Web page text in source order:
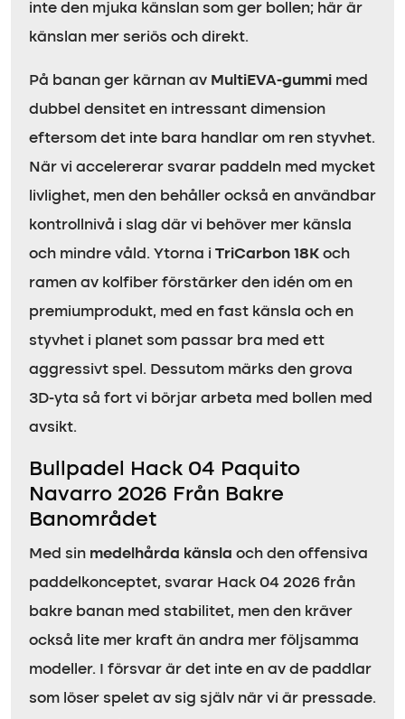
inte den mjuka känslan som ger bollen; här är
känslan mer seriös och direkt.
På banan ger kärnan av MultiEVA-gummi med
dubbel densitet en intressant dimension
eftersom det inte bara handlar om ren styvhet.
När vi accelererar svarar paddeln med mycket
livlighet, men den behåller också en användbar
kontrollnivå i slag där vi behöver mer känsla
och mindre våld. Ytorna i TriCarbon 18K och
ramen av kolfiber förstärker den idén om en
premiumprodukt, med en fast känsla och en
styvhet i planet som passar bra med ett
aggressivt spel. Dessutom märks den grova
3D-yta så fort vi börjar arbeta med bollen med
avsikt.
Bullpadel Hack 04 Paquito
Navarro 2026 Från Bakre
Banområdet
Med sin medelhårda känsla och den offensiva
paddelkonceptet, svarar Hack 04 2026 från
bakre banan med stabilitet, men den kräver
också lite mer kraft än andra mer följsamma
modeller. I försvar är det inte en av de paddlar
som löser spelet av sig själv när vi är pressade.